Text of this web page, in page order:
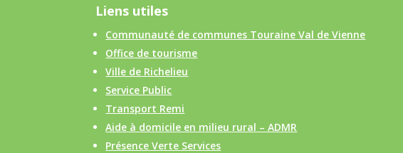
Liens utiles
Communauté de communes Touraine Val de Vienne
Office de tourisme
Ville de Richelieu
Service Public
Transport Remi
Aide à domicile en milieu rural – ADMR
Présence Verte Services